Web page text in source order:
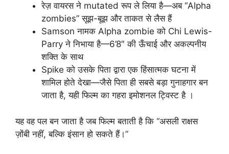
रेज़ वायरस ने mutated रूप ले लिया है—अब “Alpha
zombies” सूझ-बूझ और ताकत से लैस हैं
Samson नामक Alpha zombie को Chi Lewis-
Parry ने निभाया है—6’8″ की ऊँचाई और अकल्पनीय
शक्ति के साथ
Spike को उसके पिता द्वारा एक हिंसात्मक घटना में
शामिल होते देखा—जैसे पिता ही सबसे बड़ा गुनाहगार बन
जाता है, यही फिल्म का गहरा इमोशनल ट्विस्ट है ।
यह वह पल बन जाता है जब फिल्म बताती है कि “असली राक्षस
ज़ोंबी नहीं, बल्कि इंसान हो सकते हैं।”